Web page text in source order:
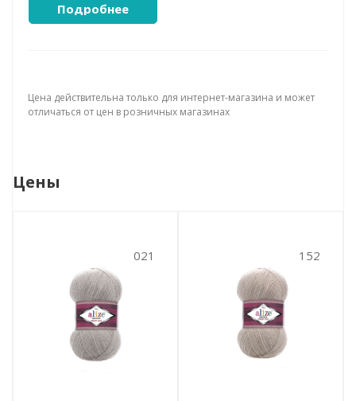
Подробнее
Цена действительна только для интернет-магазина и может
отличаться от цен в розничных магазинах
Цены
021 152